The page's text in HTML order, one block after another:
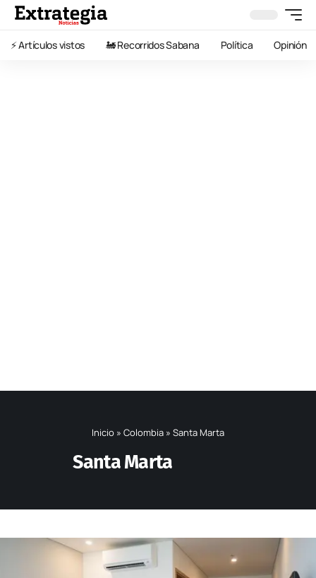
⚡️ Artículos vistos 🚂 Recorridos Sabana Política Opinión
Inicio » Colombia » Santa Marta
Santa Marta